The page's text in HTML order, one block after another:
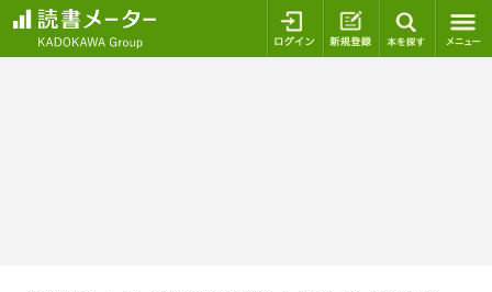
ログイン 新規登録